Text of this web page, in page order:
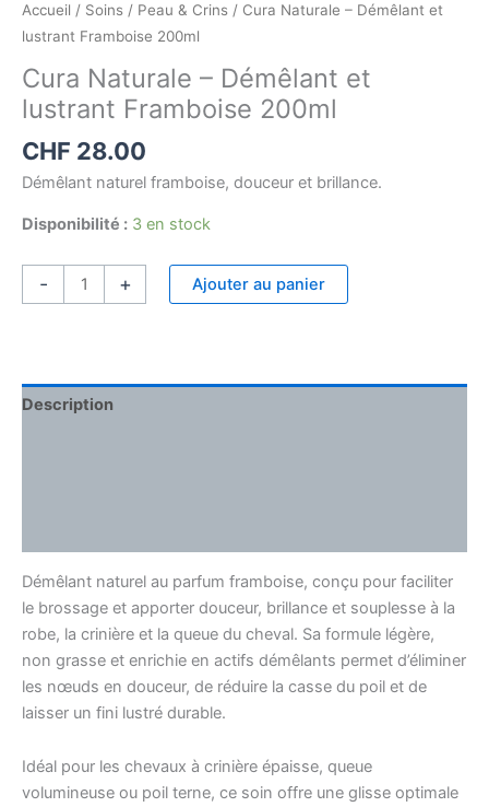
Accueil / Soins / Peau & Crins / Cura Naturale – Démêlant et
lustrant Framboise 200ml
Cura Naturale – Démêlant et
lustrant Framboise 200ml
CHF 28.00
Démêlant naturel framboise, douceur et brillance.
Disponibilité : 3 en stock
- + Ajouter au panier
Description
Démêlant naturel au parfum framboise, conçu pour faciliter
le brossage et apporter douceur, brillance et souplesse à la
robe, la crinière et la queue du cheval. Sa formule légère,
non grasse et enrichie en actifs démêlants permet d’éliminer
les nœuds en douceur, de réduire la casse du poil et de
laisser un fini lustré durable.
Idéal pour les chevaux à crinière épaisse, queue
volumineuse ou poil terne, ce soin offre une glisse optimale